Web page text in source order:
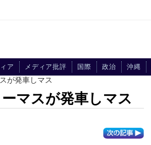
ア メディア批評 国際 政治 沖縄
が発車しマス
マスが発車しマス